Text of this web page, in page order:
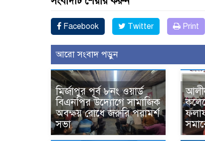
Facebook Twitter Print
আরো সংবাদ পড়ুন
মির্জাপুর পূর্ব ৮নং ওয়ার্ড
বিএনপির উদ্যোগে সামাজিক
অবক্ষয় রোধে জরুরি পরামর্শ
সভা